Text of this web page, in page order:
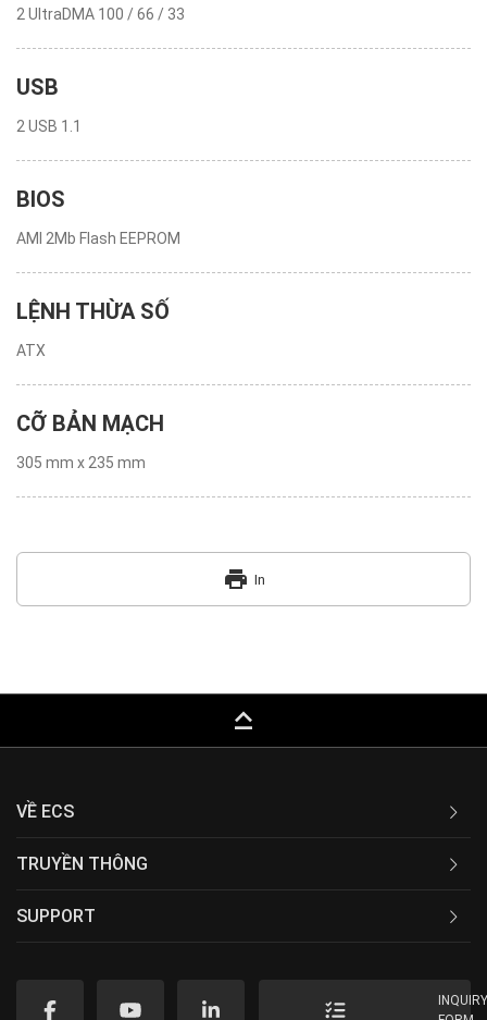
2 UltraDMA 100 / 66 / 33
USB
2 USB 1.1
BIOS
AMI 2Mb Flash EEPROM
LỆNH THỪA SỐ
ATX
CỠ BẢN MẠCH
305 mm x 235 mm
print In
keyboard_capslock
VỀ ECS
TRUYỀN THÔNG
SUPPORT